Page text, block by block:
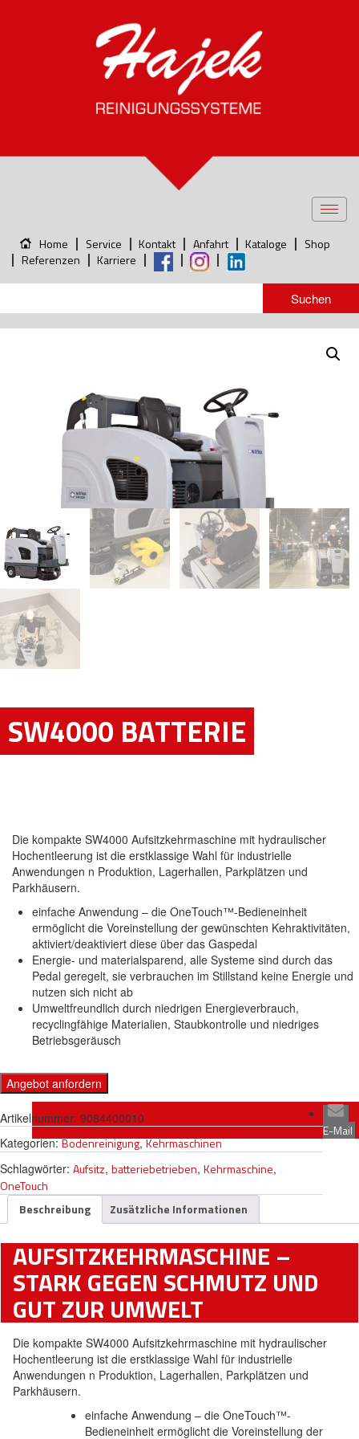
Home Service Kontakt Anfahrt Kataloge
Shop
Referenzen
Karriere
SW4000 BATTERIE
Die kompakte SW4000 Aufsitzkehrmaschine mit hydraulischer
Hochentleerung ist die erstklassige Wahl für industrielle
Anwendungen n Produktion, Lagerhallen, Parkplätzen und
Parkhäusern.
einfache Anwendung – die OneTouch™-Bedieneinheit
ermöglicht die Voreinstellung der gewünschten Kehraktivitäten,
aktiviert/deaktiviert diese über das Gaspedal
Energie- und materialsparend, alle Systeme sind durch das
Pedal geregelt, sie verbrauchen im Stillstand keine Energie und
nutzen sich nicht ab
Umweltfreundlich durch niedrigen Energieverbrauch,
recyclingfähige Materialien, Staubkontrolle und niedriges
Betriebsgeräusch
Angebot anfordern
Artikelnummer: 9084400010
Kategorien:Bodenreinigung,Kehrmaschinen
Schlagwörter: Aufsitz, batteriebetrieben, Kehrmaschine,
OneTouch
E-Mail
Beschreibung Zusätzliche Informationen
AUFSITZKEHRMASCHINE –
STARK GEGEN SCHMUTZ UND
GUT ZUR UMWELT
Die kompakte SW4000 Aufsitzkehrmaschine mit hydraulischer
Hochentleerung ist die erstklassige Wahl für industrielle
Anwendungen n Produktion, Lagerhallen, Parkplätzen und
Parkhäusern.
einfache Anwendung – die OneTouch™-
Bedieneinheit ermöglicht die Voreinstellung der